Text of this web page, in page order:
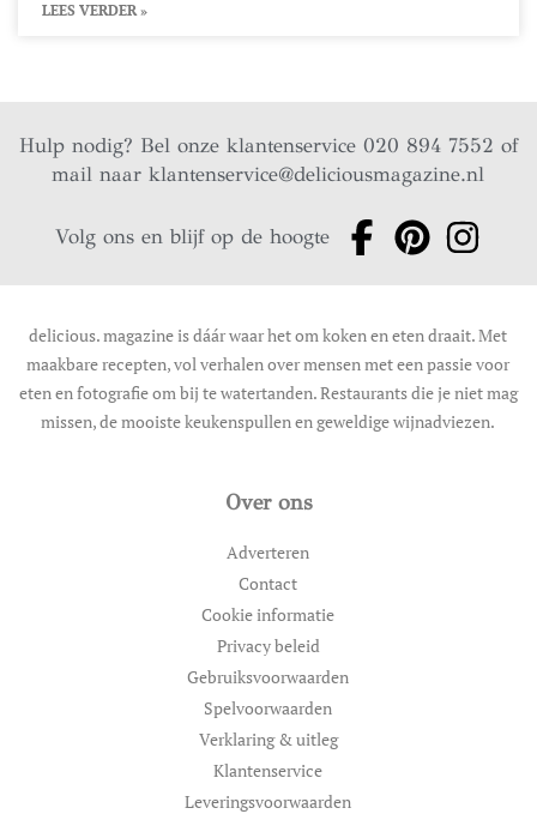
LEES VERDER »
Hulp nodig? Bel onze klantenservice 020 894 7552 of
mail naarklantenservice@deliciousmagazine.nl
Volg ons en blijf op de hoogte
delicious. magazine is dáár waar het om koken en eten draait. Met
maakbare recepten, vol verhalen over mensen met een passie voor
eten en fotografie om bij te watertanden. Restaurants die je niet mag
missen, de mooiste keukenspullen en geweldige wijnadviezen.
Over ons
Adverteren
Contact
Cookie informatie
Privacy beleid
Gebruiksvoorwaarden
Spelvoorwaarden
Verklaring & uitleg
Klantenservice
Leveringsvoorwaarden